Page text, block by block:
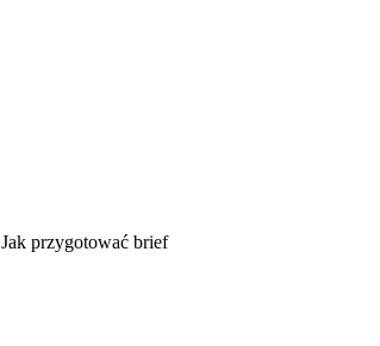
Jak przygotować brief